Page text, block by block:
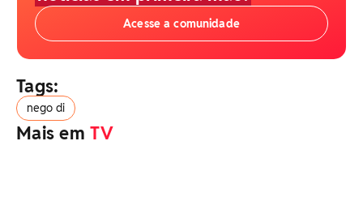
Acesse a comunidade
Tags:
nego di
Mais emTV